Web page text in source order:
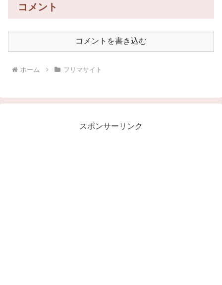
コメント
コメントを書き込む
ホーム フリマサイト
スポンサーリンク